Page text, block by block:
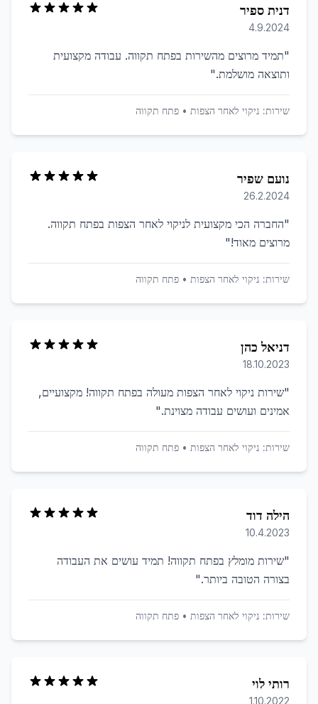
דנית ספיר
4.9.2024
"תמיד מרוצים מהשירות בפתח תקווה. עבודה מקצועית
ותוצאה מושלמת."
שירות: ניקוי לאחר הצפות • פתח תקווה
נועם שפיר
26.2.2024
"החברה הכי מקצועית לניקוי לאחר הצפות בפתח תקווה.
מרוצים מאוד!"
שירות: ניקוי לאחר הצפות • פתח תקווה
דניאל כהן
18.10.2023
"שירות ניקוי לאחר הצפות מעולה בפתח תקווה! מקצועיים,
אמינים ועושים עבודה מצוינת."
שירות: ניקוי לאחר הצפות • פתח תקווה
הילה דוד
10.4.2023
"שירות מומלץ בפתח תקווה! תמיד עושים את העבודה
בצורה הטובה ביותר."
שירות: ניקוי לאחר הצפות • פתח תקווה
רותי לוי
1.10.2022